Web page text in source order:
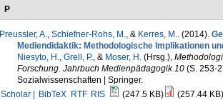
P
Preussler, A., Schiefner-Rohs, M., & Kerres, M.. (2014).
Mediendidaktik: Methodologische Implikationen
Niesyto, H., Grell, P., & Moser, H.(Hrsg.),
Forschung. Jahrbuch Medienpädagogik 10(S. 253-
Sozialwissenschaften | Springer.
Scholar |
BibTeX RTF RIS (247.5 KB) (257.44 KB)